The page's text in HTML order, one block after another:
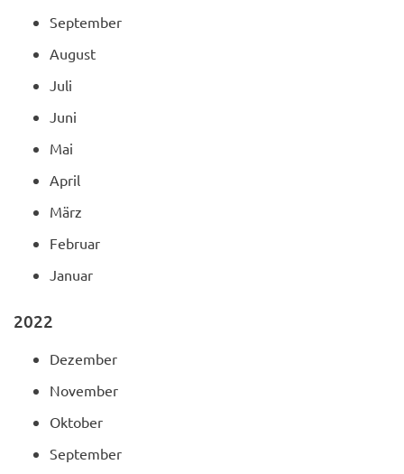
September
August
Juli
Juni
Mai
April
März
Februar
Januar
2022
Dezember
November
Oktober
September